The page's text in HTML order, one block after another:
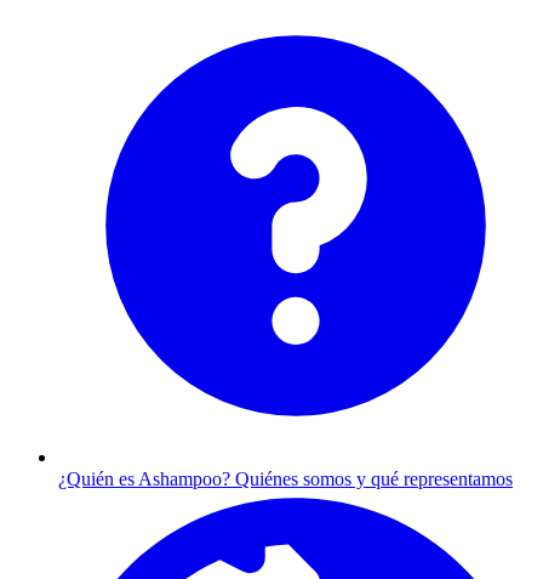
¿Quién es Ashampoo? Quiénes somos y qué representamos